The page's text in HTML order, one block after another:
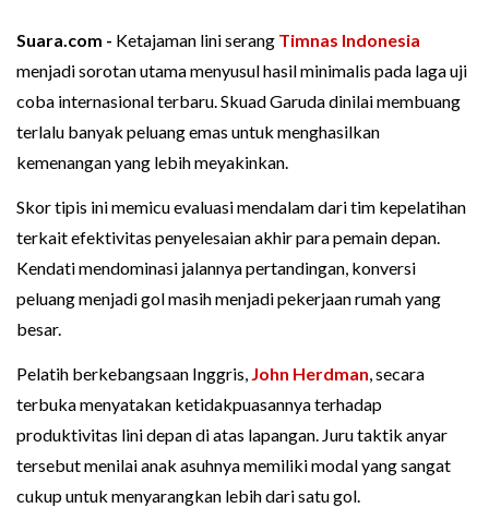
Suara.com - Ketajaman lini serang Timnas Indonesia
menjadi sorotan utama menyusul hasil minimalis pada laga uji
coba internasional terbaru. Skuad Garuda dinilai membuang
terlalu banyak peluang emas untuk menghasilkan
kemenangan yang lebih meyakinkan.
Skor tipis ini memicu evaluasi mendalam dari tim kepelatihan
terkait efektivitas penyelesaian akhir para pemain depan.
Kendati mendominasi jalannya pertandingan, konversi
peluang menjadi gol masih menjadi pekerjaan rumah yang
besar.
Pelatih berkebangsaan Inggris, John Herdman, secara
terbuka menyatakan ketidakpuasannya terhadap
produktivitas lini depan di atas lapangan. Juru taktik anyar
tersebut menilai anak asuhnya memiliki modal yang sangat
cukup untuk menyarangkan lebih dari satu gol.